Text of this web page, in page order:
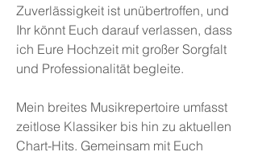
Zuverlässigkeit ist unübertroffen, und
Ihr könnt Euch darauf verlassen, dass
ich Eure Hochzeit mit großer Sorgfalt
und Professionalität begleite.
Mein breites Musikrepertoire umfasst
zeitlose Klassiker bis hin zu aktuellen
Chart-Hits. Gemeinsam mit Euch